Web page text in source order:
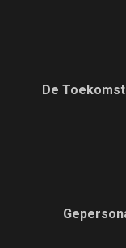
De